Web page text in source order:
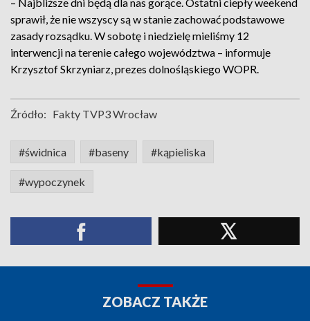
sprawił, że nie wszyscy są w stanie zachować podstawowe
zasady rozsądku. W sobotę i niedzielę mieliśmy 12
interwencji na terenie całego województwa – informuje
Krzysztof Skrzyniarz, prezes dolnośląskiego WOPR.
Źródło: Fakty TVP3 Wrocław
#świdnica #baseny #kąpieliska
#wypoczynek
ZOBACZ TAKŻE